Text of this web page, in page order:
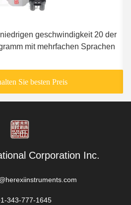
geschwindigkeit 20 der
mit mehrfachen Sprachen
Sie besten Preis
Corporation Inc.
343-777-1645